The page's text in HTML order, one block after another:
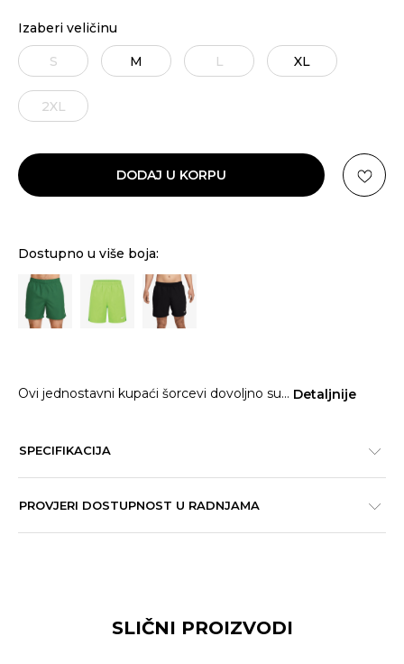
Izaberi veličinu
S M L XL
2XL
DODAJ U KORPU
Dostupno u više boja:
Ovi jednostavni kupaći šorcevi dovoljno su... Detaljnije
SPECIFIKACIJA
PROVJERI DOSTUPNOST U RADNJAMA
SLIČNI PROIZVODI